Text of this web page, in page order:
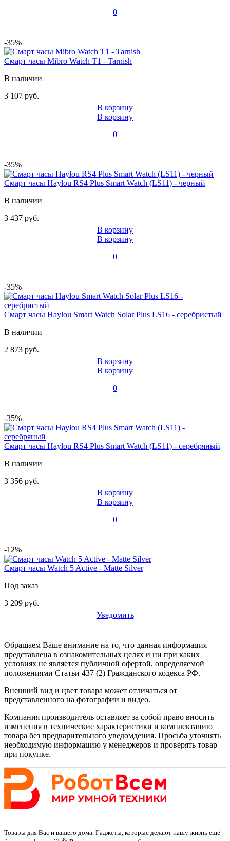
0
-35%
Смарт часы Mibro Watch T1 - Tarnish
В наличии
3 107 руб.
В корзину
В корзину
0
-35%
Смарт часы Haylou RS4 Plus Smart Watch (LS11) - черный
В наличии
3 437 руб.
В корзину
В корзину
0
-35%
Смарт часы Haylou Smart Watch Solar Plus LS16 - серебристый
В наличии
2 873 руб.
В корзину
В корзину
0
-35%
Смарт часы Haylou RS4 Plus Smart Watch (LS11) - серебряный
В наличии
3 356 руб.
В корзину
В корзину
0
-12%
Смарт часы Watch 5 Active - Matte Silver
Под заказ
3 209 руб.
Уведомить
Обращаем Ваше внимание на то, что данная информация
представлена в ознакомительных целях и ни при каких
условиях не является публичной офертой, определяемой
положениями Статьи 437 (2) Гражданского кодекса РФ.
Внешний вид и цвет товара может отличаться от
представленного на фотографии и видео.
Компания производитель оставляет за собой право вносить
изменения в технические характеристики и комплектацию
товара без предварительного уведомдения. Просьба уточнять
необходимую информацию у менеджеров и проверять товар
при покупке.
Товары для Вас и вашего дома. Гаджеты, которые делают нашу жизнь ещё